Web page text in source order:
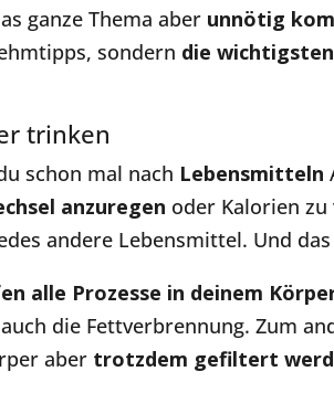
ganze Thema aber unnötig
sondern die
trinken
schon mal nach Lebensmitteln
anzuregen oder Kalorien
andere Lebensmittel. Und
alle Prozesse in deinem
die Fettverbrennung. Zum
aber trotzdem gefiltert